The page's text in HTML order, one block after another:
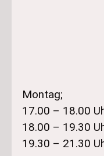
Montag;
17.00 – 18.00
18.00 – 19.30
19.30 – 21.30